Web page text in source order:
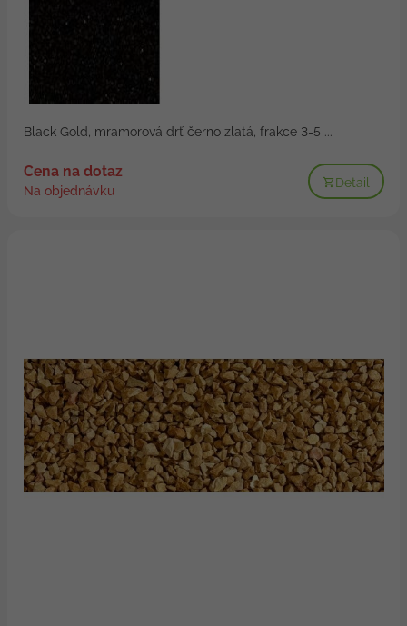
Black Gold, mramorová drť černo zlatá, frakce 3-5 ...
Cena na dotaz
Na objednávku
Detail